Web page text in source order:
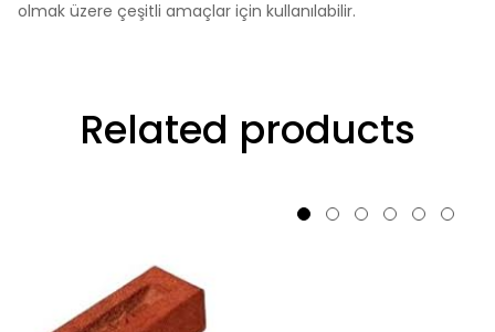
olmak üzere çeşitli amaçlar için kullanılabilir.
Related products